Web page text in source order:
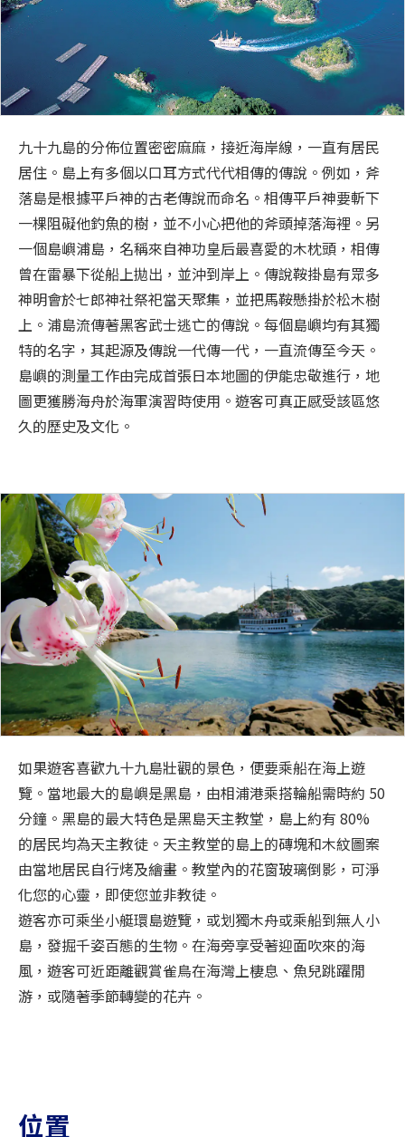
九十九島的分佈位置密密麻麻，接近海岸線，一直有居民
居住。島上有多個以口耳方式代代相傳的傳說。例如，斧
落島是根據平戶神的古老傳說而命名。相傳平戶神要斬下
一棵阻礙他釣魚的樹，並不小心把他的斧頭掉落海裡。另
一個島嶼浦島，名稱來自神功皇后最喜愛的木枕頭，相傳
曾在雷暴下從船上拋出，並沖到岸上。傳說鞍掛島有眾多
神明會於七郎神社祭祀當天聚集，並把馬鞍懸掛於松木樹
上。浦島流傳著黑客武士逃亡的傳說。每個島嶼均有其獨
特的名字，其起源及傳說一代傳一代，一直流傳至今天。
島嶼的測量工作由完成首張日本地圖的伊能忠敬進行，地
圖更獲勝海舟於海軍演習時使用。遊客可真正感受該區悠
久的歷史及文化。
如果遊客喜歡九十九島壯觀的景色，便要乘船在海上遊
覽。當地最大的島嶼是黑島，由相浦港乘搭輪船需時約 50
分鐘。黑島的最大特色是黑島天主教堂，島上約有 80%
的居民均為天主教徒。天主教堂的島上的磚塊和木紋圖案
由當地居民自行烤及繪畫。教堂內的花窗玻璃倒影，可淨
化您的心靈，即使您並非教徒。
遊客亦可乘坐小艇環島遊覽，或划獨木舟或乘船到無人小
島，發掘千姿百態的生物。在海旁享受著迎面吹來的海
風，遊客可近距離觀賞雀鳥在海灣上棲息、魚兒跳躍閒
游，或隨著季節轉變的花卉。
位置